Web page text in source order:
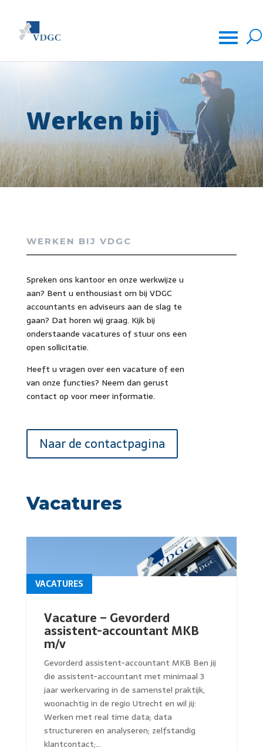
Werken bij
WERKEN BIJ VDGC
Spreken ons kantoor en onze werkwijze u
aan? Bent u enthousiast om bij VDGC
accountants en adviseurs aan de slag te
gaan? Dat horen wij graag. Kijk bij
onderstaande vacatures of stuur ons een
open sollicitatie.
Heeft u vragen over een vacature of een
van onze functies? Neem dan gerust
contact op voor meer informatie.
Naar de contactpagina
Vacatures
Vacature – Gevorderd
assistent-accountant MKB
m/v
VACATURES
Gevorderd assistent-accountant MKB Ben jij
die assistent-accountant met minimaal 3
jaar werkervaring in de samenstel praktijk,
woonachtig in de regio Utrecht en wil jij:
Werken met real time data; data
structureren en analyseren; zelfstandig
klantcontact;...